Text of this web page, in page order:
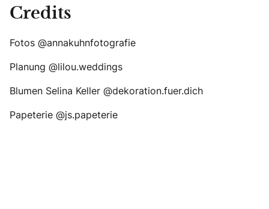
Credits
Fotos @annakuhnfotografie
Planung @lilou.weddings
Blumen Selina Keller @dekoration.fuer.dich
Papeterie @js.papeterie